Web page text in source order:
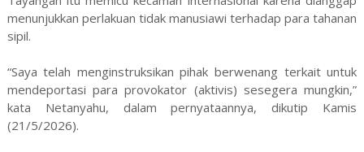
menunjukkan perlakuan tidak manusiawi terhadap para tahanan
sipil.
“Saya telah menginstruksikan pihak berwenang terkait untuk
mendeportasi para provokator (aktivis) sesegera mungkin,”
kata Netanyahu, dalam pernyataannya, dikutip Kamis
(21/5/2026).